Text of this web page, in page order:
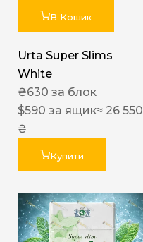
В Кошик
Urta Super Slims
White
₴630 за блок
$590 за ящик≈ 26 550
₴
Купити